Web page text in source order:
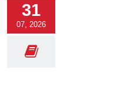
31
07, 2026